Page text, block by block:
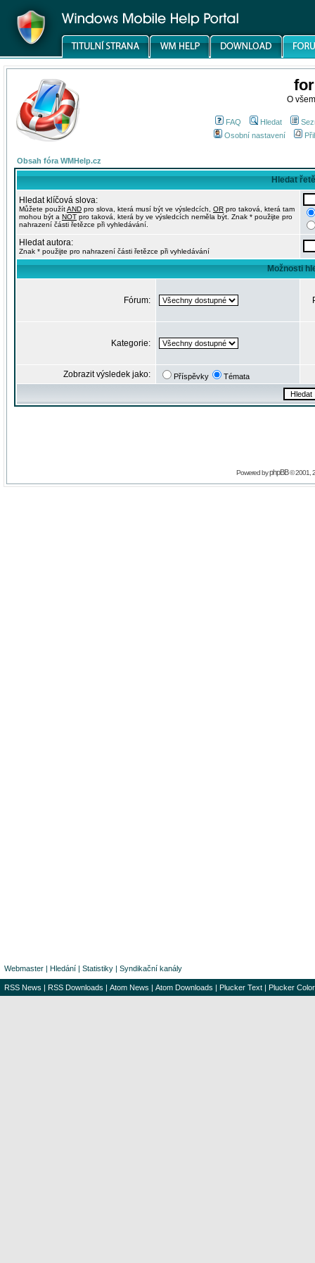
O
FAQ Hledat
Osobní nastavení
Obsah fóra WMHelp.cz
Hledat
Hledat klíčová slova:
Můžete použítAND pro slova, která musí být ve výsledcích, OR pro taková, která tam
mohou být a NOT pro taková, která by ve výsledcích neměla být. Znak * použijte pro
nahrazení části řetězce při vyhledávání.
Hledat autora:
Znak * použijte pro nahrazení části řetězce při vyhledávání
Možnosti
Fórum:
Kategorie:
Zobrazit výsledek jako: Příspěvky Témata
Powered byphpBB© 2001,
Webmaster | Hledání | Statistiky | Syndikační kanály
RSS News | RSS Downloads | Atom News | Atom Downloads | Plucker Text | Plucker Color